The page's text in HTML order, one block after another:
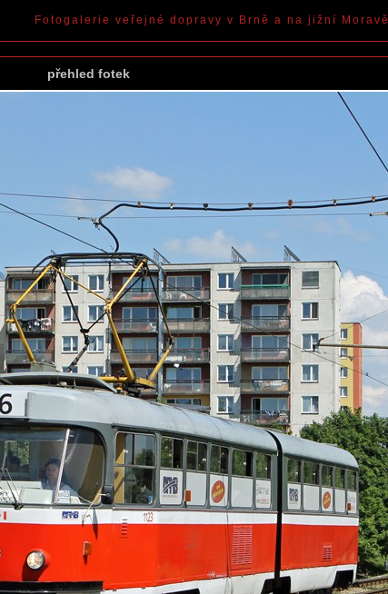
přehled fotek
Fotogalerie veřejné dopravy v Brně a na jižní Moravě